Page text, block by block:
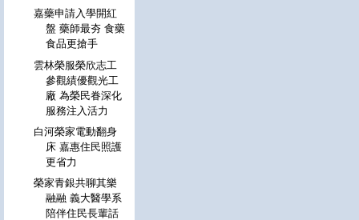
嘉藥申請入學開紅
盤 藥師最夯 食藥
食品更搶手
雲林榮服榮欣志工
參觀績優觀光工
廠 為榮民眷深化
服務注入活力
白河榮家電動翻身
床 嘉惠住民照護
更省力
榮家青銀共聊其樂
融融 義大醫學系
陪伴住民長輩話